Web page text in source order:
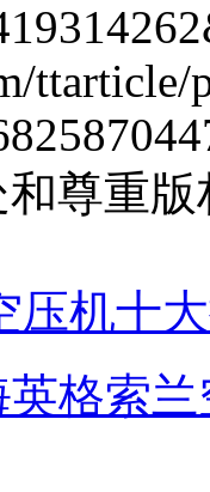
ttarticle/
尊重
压机十
英格索